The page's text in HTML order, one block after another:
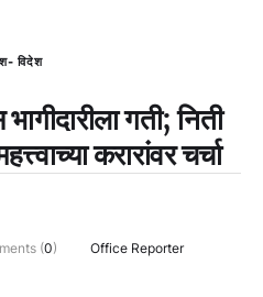
विदेश
गती; निती
करारांवर चर्चा
(0) Office Reporter